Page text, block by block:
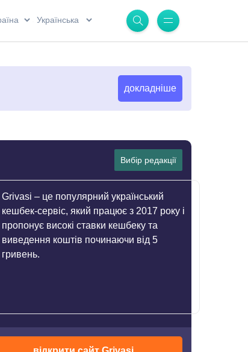
докладніше
Вибір редакції
Grivasi – це популярний український
кешбек-сервіс, який працює з 2017 року і
пропонує високі ставки кешбеку та
виведення коштів починаючи від 5
гривень.